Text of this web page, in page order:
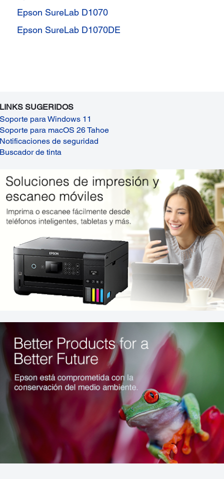
Epson SureLab D1070
Epson SureLab D1070DE
LINKS SUGERIDOS
Soporte para Windows 11
Soporte para macOS 26 Tahoe
Notificaciones de seguridad
Buscador de tinta